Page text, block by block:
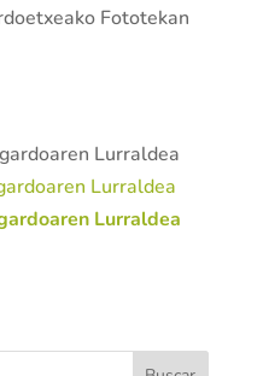
Fototekan
Lurraldea
Lurraldea
Lurraldea